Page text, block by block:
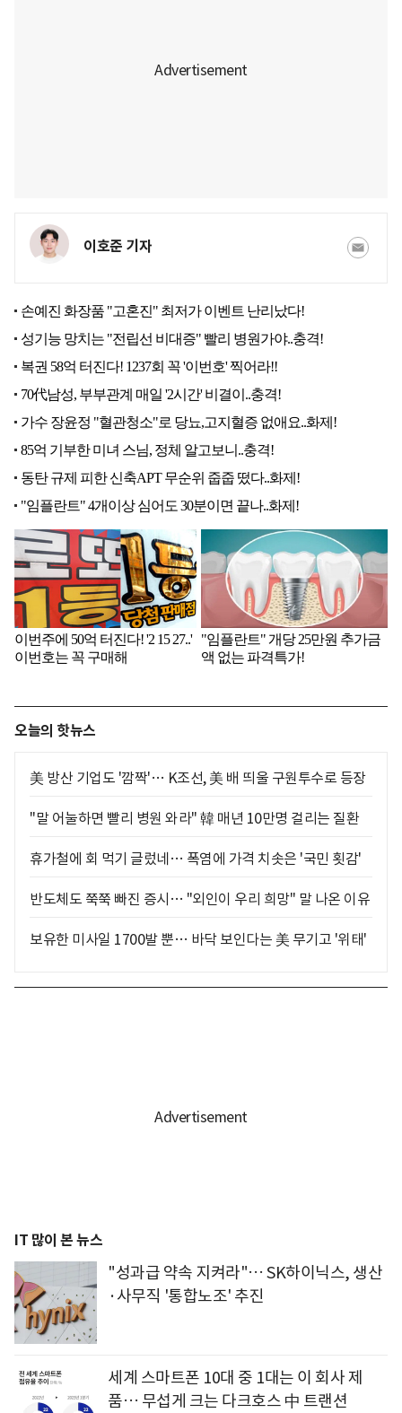
이호준 기자
오늘의 핫뉴스
美 방산 기업도 '깜짝'… K조선, 美 배 띄울 구원투수로 등장
"말 어눌하면 빨리 병원 와라" 韓 매년 10만명 걸리는 질환
휴가철에 회 먹기 글렀네… 폭염에 가격 치솟은 '국민 횟감'
반도체도 쭉쭉 빠진 증시… "외인이 우리 희망" 말 나온 이유
보유한 미사일 1700발 뿐… 바닥 보인다는 美 무기고 '위태'
IT 많이 본 뉴스
"성과급 약속 지켜라"… SK하이닉스, 생산
·사무직 '통합노조' 추진
세계 스마트폰 10대 중 1대는 이 회사 제
품… 무섭게 크는 다크호스 中 트랜션